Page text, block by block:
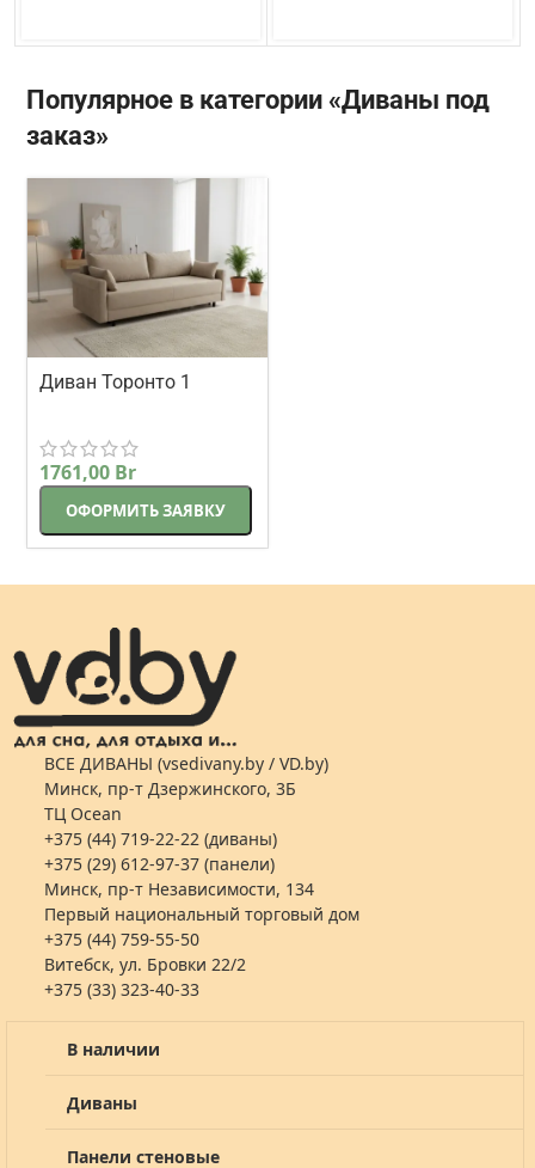
Популярное в категории «Диваны под
заказ»
Диван Торонто 1
бежевый
1761,00 Br
ОФОРМИТЬ ЗАЯВКУ
ВСЕ ДИВАНЫ (vsedivany.by / VD.by)
Минск, пр-т Дзержинского, 3Б
ТЦ Ocean
+375 (44) 719-22-22 (диваны)
+375 (29) 612-97-37 (панели)
Минск, пр-т Независимости, 134
Первый национальный торговый дом
+375 (44) 759-55-50
Витебск, ул. Бровки 22/2
+375 (33) 323-40-33
В наличии
Диваны
Панели стеновые